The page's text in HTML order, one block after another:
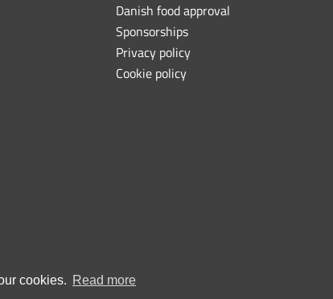
cookies. Read more
Danish food approval
Sponsorships
Privacy policy
Cookie policy